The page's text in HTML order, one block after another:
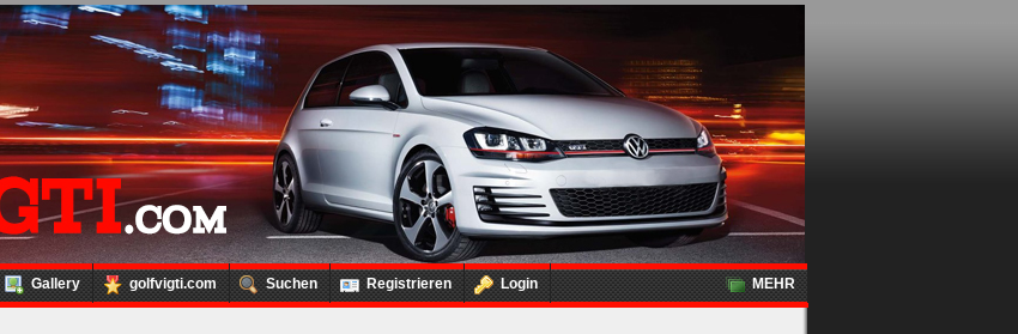
Gallery golfvigti.com Suchen Registrieren Login MEHR